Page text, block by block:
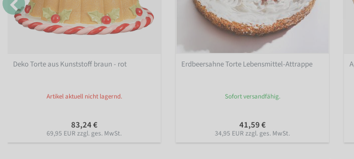
Deko Torte aus Kunststoff braun - rot
Artikel aktuell nicht lagernd.
83,24 €
69,95 EUR zzgl. ges. MwSt.
Erdbeersahne Torte Lebensmittel-Attrappe
Sofort versandfähig.
41,59 €
34,95 EUR zzgl. ges. MwSt.